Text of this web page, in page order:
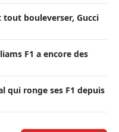
bouleverser, Gucci
F1 a encore des
qui ronge ses F1 depuis